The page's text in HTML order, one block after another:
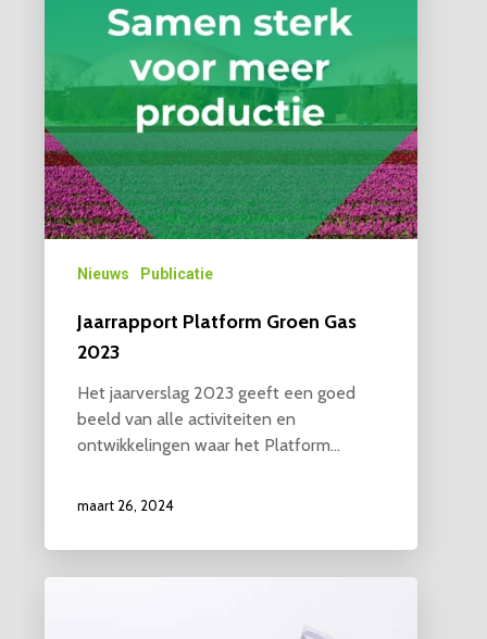
Nieuws Publicatie
Jaarrapport Platform Groen Gas
2023
Het jaarverslag 2023 geeft een goed
beeld van alle activiteiten en
ontwikkelingen waar het Platform…
maart 26, 2024